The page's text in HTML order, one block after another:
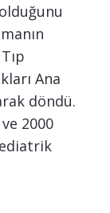
Ana
döndü.
2000